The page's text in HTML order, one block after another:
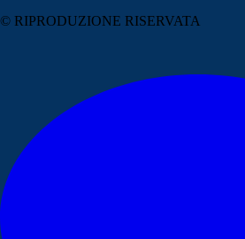
© RIPRODUZIONE RISERVATA